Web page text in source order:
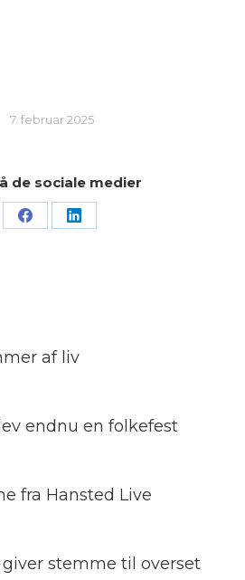
7. februar 2025
de sociale medier
Share Share
af liv
endnu en folkefest
fra Hansted Live
stemme til overset